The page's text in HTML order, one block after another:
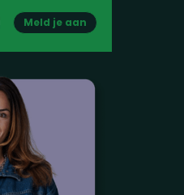
Meld je aan